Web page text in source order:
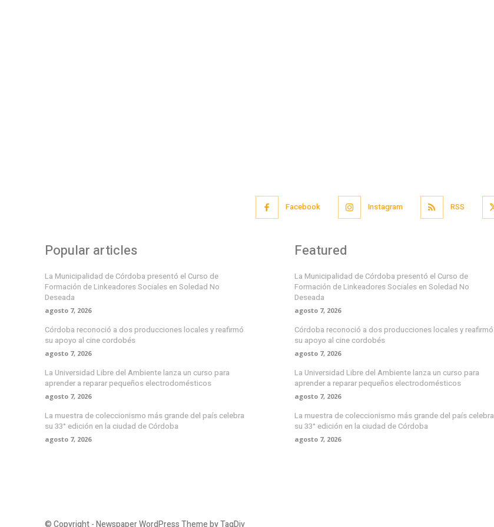
Facebook Instagram RSS
Popular articles
La Municipalidad de Córdoba presentó el Curso de
Formación de Linkeadores Sociales en Soledad No
Deseada
agosto 7, 2026
Córdoba reconoció a dos producciones locales y reafirmó
su apoyo al cine cordobés
agosto 7, 2026
La Universidad Libre del Ambiente lanza un curso para
aprender a reparar pequeños electrodomésticos
agosto 7, 2026
La muestra de coleccionismo más grande del país celebra
su 33° edición en la ciudad de Córdoba
agosto 7, 2026
Featured
La Municipalidad de Córdoba presentó el Curso de
Formación de Linkeadores Sociales en Soledad No
Deseada
agosto 7, 2026
Córdoba reconoció a dos producciones locales y reafirmó
su apoyo al cine cordobés
agosto 7, 2026
La Universidad Libre del Ambiente lanza un curso para
aprender a reparar pequeños electrodomésticos
agosto 7, 2026
La muestra de coleccionismo más grande del país celebra
su 33° edición en la ciudad de Córdoba
agosto 7, 2026
© Copyright - Newspaper WordPress Theme by TagDiv